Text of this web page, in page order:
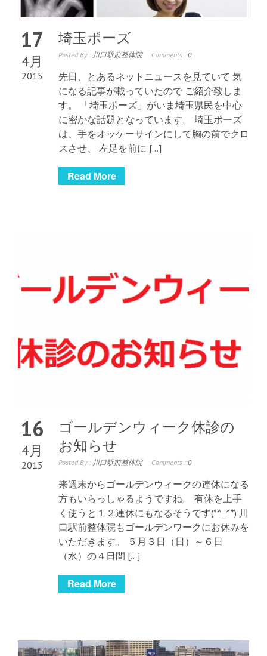
17
4月
2015
埼玉ポーズ
Posted By : 川口駅前整体院 Comments : 0
先日、とあるネットニュースを見ていて 気
になる記事が載っていたので ご紹介致しま
す。 「埼玉ポーズ」がいま埼玉県民を中心
に密かな話題となっています。 埼玉ポーズ
は、手をオッケーサインにして胸の前でクロ
スさせ、 左足を前に […]
Read More
16
4月
2015
ゴールデンウィーク休診の
お知らせ
Posted By : 川口駅前整体院 Comments : 0
来週末からゴールデンウィークの連休になる
方もいらっしゃるようですね。 有休を上手
く使うと１２連休にもなるそうです(*^_^*) 川
口駅前整体院もゴールデンワークにお休みを
いただきます。 ５月３日（日）～６日
（水）の４日間 […]
Read More